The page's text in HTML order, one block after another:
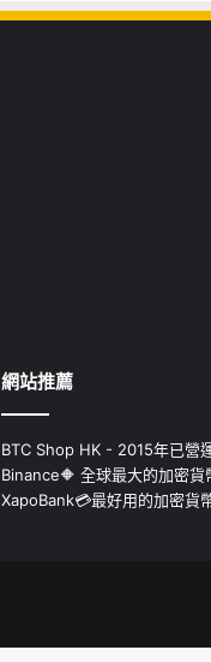
網站推薦
BTC Shop HK - 2015年已營
Binance🔶 全球最大的加密貨
XapoBank💳最好用的加密貨